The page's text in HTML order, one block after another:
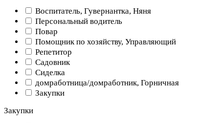
Воспитатель, Гувернантка, Няня
Персональный водитель
Повар
Помощник по хозяйству, Управляющий
Репетитор
Садовник
Сиделка
домработница/домработник, Горничная
Закупки
Закупки